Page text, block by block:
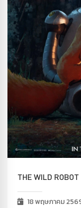
THE WILD
18 พฤษภาคม